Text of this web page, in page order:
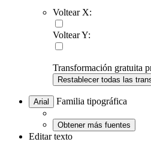
Voltear X:
Voltear Y:
Transformación gratuita
Restablecer todas las
Arial Familia tipográfica
Obtener más fuentes
Editar texto